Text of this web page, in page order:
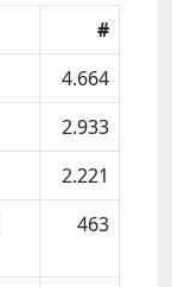
#
4.664
2.933
2.221
463